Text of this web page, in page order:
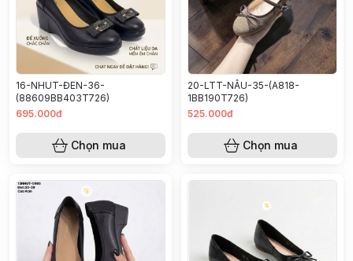
16-NHUT-ĐEN-36-
(88609BB403T726)
695.000đ
Chọn mua
20-LTT-NÂU-35-(A818-
1BB190T726)
525.000đ
Chọn mua